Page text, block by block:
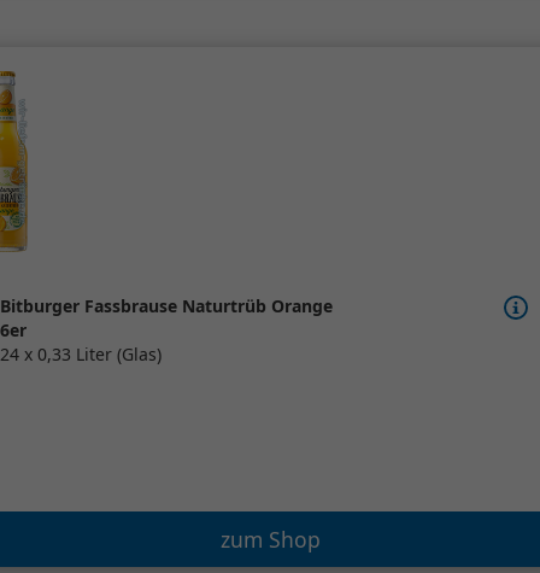
Bitburger Fassbrause Naturtrüb Orange
6er
24 x 0,33 Liter (Glas)
zum Shop